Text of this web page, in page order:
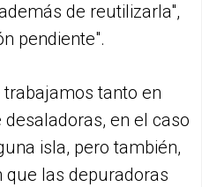
de reutilizarla",
pendiente".
tanto en
en el caso
isla, pero también,
que las depuradoras